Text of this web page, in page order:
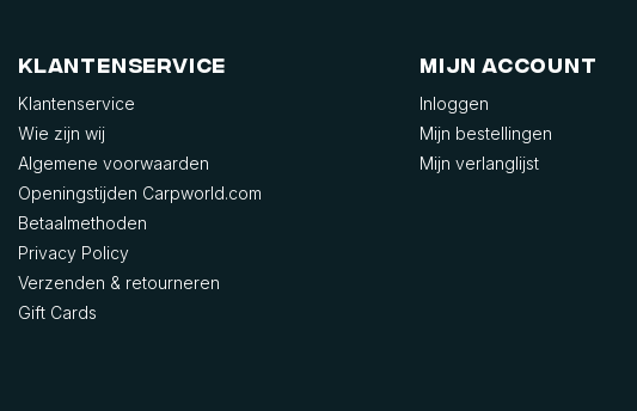
Klantenservice
Klantenservice
Wie zijn wij
Algemene voorwaarden
Openingstijden Carpworld.com
Betaalmethoden
Privacy Policy
Verzenden & retourneren
Gift Cards
Mijn account
Inloggen
Mijn bestellingen
Mijn verlanglijst